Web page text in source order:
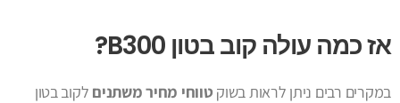
אז כמה עולה קוב בטון B300?
במקרים רבים ניתן לראות בשוק טווחי מחיר משתנים לקוב בטון